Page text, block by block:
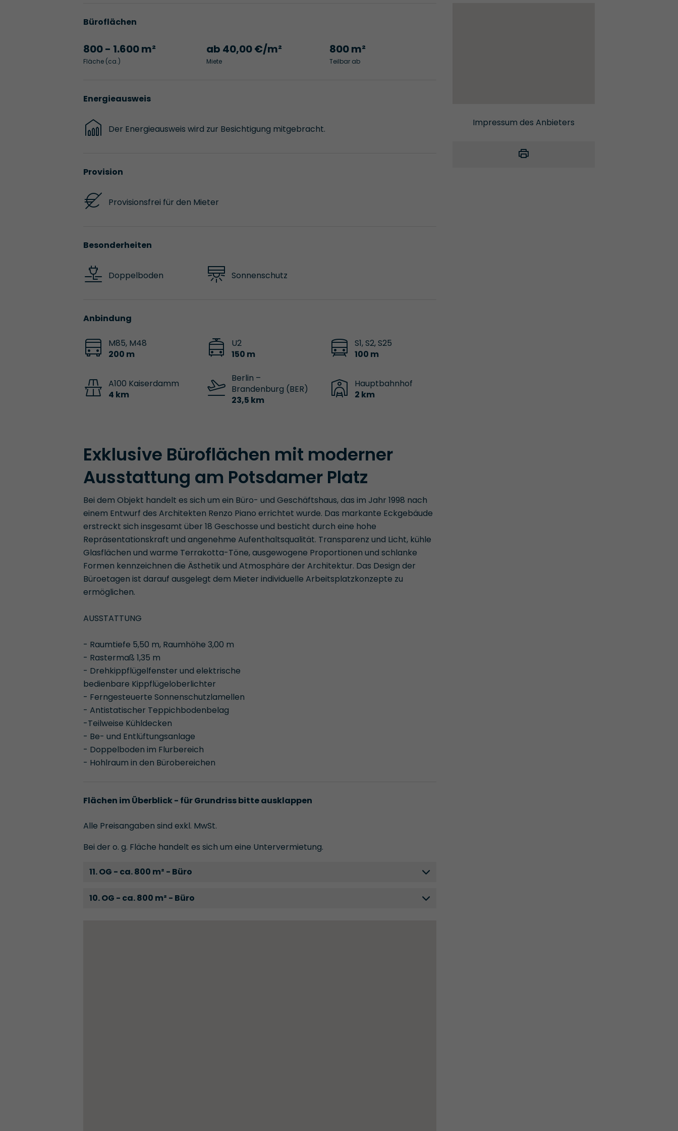
Büroflächen
800 - 1.600 m²
Fläche (ca.)
ab 40,00 €/m²
Miete
800 m²
Teilbar ab
Energieausweis
Der Energieausweis wird zur Besichtigung mitgebracht.
Provision
Provisionsfrei für den Mieter
Besonderheiten
Doppelboden Sonnenschutz
Anbindung
M85, M48
200 m
U2
150 m
S1, S2, S25
100 m
A100 Kaiserdamm
4 km
Berlin –
Brandenburg (BER)
23,5 km
Hauptbahnhof
2 km
Exklusive Büroflächen mit moderner
Ausstattung am Potsdamer Platz
Bei dem Objekt handelt es sich um ein Büro- und Geschäftshaus, das im Jahr 1998 nach
einem Entwurf des Architekten Renzo Piano errichtet wurde. Das markante Eckgebäude
erstreckt sich insgesamt über 18 Geschosse und besticht durch eine hohe
Repräsentationskraft und angenehme Aufenthaltsqualität. Transparenz und Licht, kühle
Glasflächen und warme Terrakotta-Töne, ausgewogene Proportionen und schlanke
Formen kennzeichnen die Ästhetik und Atmosphäre der Architektur. Das Design der
Büroetagen ist darauf ausgelegt dem Mieter individuelle Arbeitsplatzkonzepte zu
ermöglichen.
AUSSTATTUNG
- Raumtiefe 5,50 m, Raumhöhe 3,00 m
- Rastermaß 1,35 m
- Drehkippflügelfenster und elektrische
bedienbare Kippflügeloberlichter
- Ferngesteuerte Sonnenschutzlamellen
- Antistatischer Teppichbodenbelag
-Teilweise Kühldecken
- Be- und Entlüftungsanlage
- Doppelboden im Flurbereich
- Hohlraum in den Bürobereichen
Flächen im Überblick - für Grundriss bitte ausklappen
Alle Preisangaben sind exkl. MwSt.
Bei der o. g. Fläche handelt es sich um eine Untervermietung.
11. OG - ca. 800 m² - Büro
10. OG - ca. 800 m² - Büro
Impressum des Anbieters